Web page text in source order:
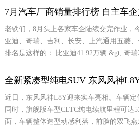
7月汽车厂商销量排行榜 自主车
老铁们，8月头上各家车企陆续交完作业，
亚迪、奇瑞、吉利、长安、上汽通用五菱
排名是这样的： 比亚迪41.92万辆 &gt; 奇
全新紧凑型纯电SUV 东风风神
近日，东风风神L8Y迎来实车亮相。车辆
同时，旗舰版车型CLTC纯电续航里程可
面，车辆整体造型动感利落，前脸的双飞